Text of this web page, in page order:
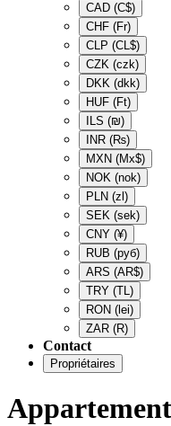
CAD (C$)
CHF (Fr)
CLP (CL$)
CZK (czk)
DKK (dkk)
HUF (Ft)
ILS (₪)
INR (₨)
MXN (Mx$)
NOK (nok)
PLN (zl)
SEK (sek)
CNY (¥)
RUB (руб)
ARS (AR$)
TRY (TL)
RON (lei)
ZAR (R)
Contact
Propriétaires